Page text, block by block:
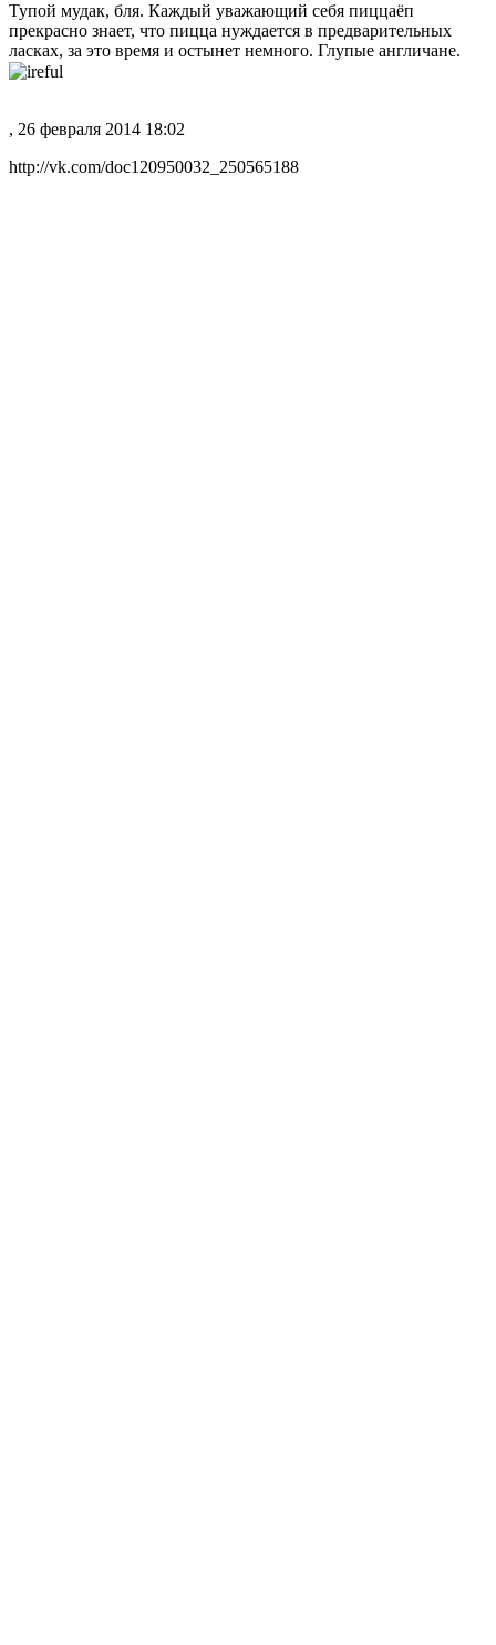
Тупой мудак, бля. Каждый уважающий себя пиццаёп
прекрасно знает, что пицца нуждается в предварительных
ласках, за это время и остынет немного. Глупые англичане.
, 26 февраля 2014 18:02
http://vk.com/doc120950032_250565188